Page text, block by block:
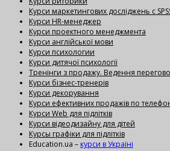
Курси маркетингових досліджень с
Курси HR-менеджер
Курси проектного менеджмента
Курси англійської мови
Курси психологии
Курси дитячої психології
Тренінги з продажу. Ведення
Курси бізнес-тренерів
Курси декорування
Курси ефективних продажів по
Курси Web для підлітків
Курси відеодизайну для дітей
Курсы графіки для підлітків
Education.ua – курси в Україні